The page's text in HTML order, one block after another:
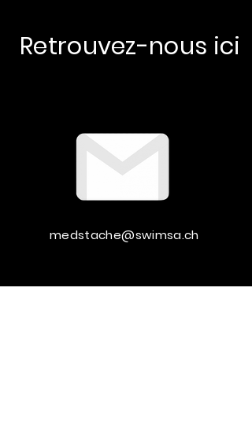
Retrouvez-nous ici
medstache@swimsa.ch